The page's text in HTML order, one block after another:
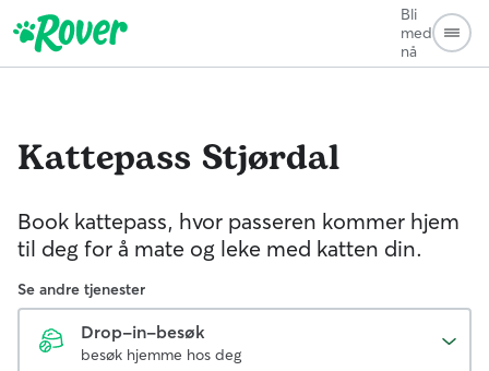
Bli
med
nå
Kattepass Stjørdal
Book kattepass, hvor passeren kommer hjem
til deg for å mate og leke med katten din.
Se andre tjenester
Drop-in-besøk
besøk hjemme hos deg